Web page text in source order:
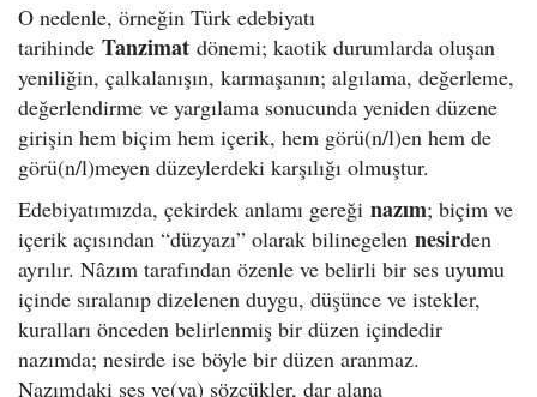
O nedenle, örneğin Türk edebiyatı
tarihinde Tanzimat dönemi; kaotik durumlarda oluşan
yeniliğin, çalkalanışın, karmaşanın; algılama, değerleme,
değerlendirme ve yargılama sonucunda yeniden düzene
girişin hem biçim hem içerik, hem görü(n/l)en hem de
görü(n/l)meyen düzeylerdeki karşılığı olmuştur.
Edebiyatımızda, çekirdek anlamı gereği nazım; biçim ve
içerik açısından “düzyazı” olarak bilinegelen nesirden
ayrılır. Nâzım tarafından özenle ve belirli bir ses uyumu
içinde sıralanıp dizelenen duygu, düşünce ve istekler,
kuralları önceden belirlenmiş bir düzen içindedir
nazımda; nesirde ise böyle bir düzen aranmaz.
Nazımdaki ses ve(ya) sözcükler, dar alana